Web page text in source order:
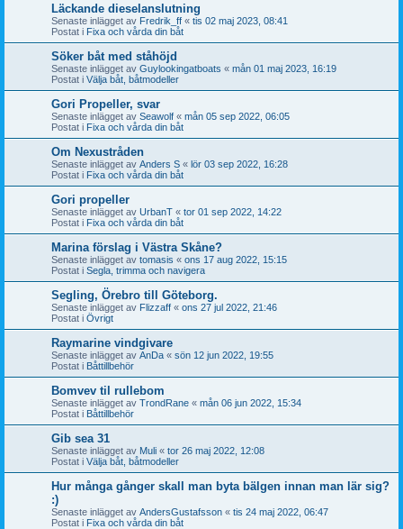
Läckande dieselanslutning
Senaste inlägget av Fredrik_ff « tis 02 maj 2023, 08:41
Postat i Fixa och vårda din båt
Söker båt med ståhöjd
Senaste inlägget av Guylookingatboats « mån 01 maj 2023, 16:19
Postat i Välja båt, båtmodeller
Gori Propeller, svar
Senaste inlägget av Seawolf « mån 05 sep 2022, 06:05
Postat i Fixa och vårda din båt
Om Nexustråden
Senaste inlägget av Anders S « lör 03 sep 2022, 16:28
Postat i Fixa och vårda din båt
Gori propeller
Senaste inlägget av UrbanT « tor 01 sep 2022, 14:22
Postat i Fixa och vårda din båt
Marina förslag i Västra Skåne?
Senaste inlägget av tomasis « ons 17 aug 2022, 15:15
Postat i Segla, trimma och navigera
Segling, Örebro till Göteborg.
Senaste inlägget av Flizzaff « ons 27 jul 2022, 21:46
Postat i Övrigt
Raymarine vindgivare
Senaste inlägget av AnDa « sön 12 jun 2022, 19:55
Postat i Båttillbehör
Bomvev til rullebom
Senaste inlägget av TrondRane « mån 06 jun 2022, 15:34
Postat i Båttillbehör
Gib sea 31
Senaste inlägget av Muli « tor 26 maj 2022, 12:08
Postat i Välja båt, båtmodeller
Hur många gånger skall man byta bälgen innan man lär sig?
:)
Senaste inlägget av AndersGustafsson « tis 24 maj 2022, 06:47
Postat i Fixa och vårda din båt